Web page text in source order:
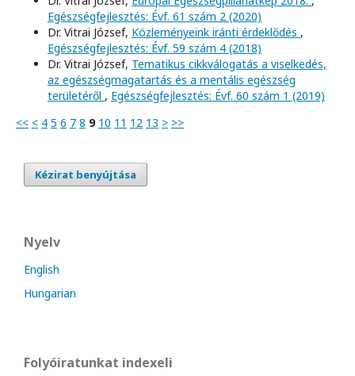
Egészségfejlesztés: Évf. 61 szám 2 (2020)
Dr. Vitrai József, Közleményeink iránti érdeklődés ,
Egészségfejlesztés: Évf. 59 szám 4 (2018)
Dr. Vitrai József, Tematikus cikkválogatás a viselkedés,
az egészségmagatartás és a mentális egészség
területéről , Egészségfejlesztés: Évf. 60 szám 1 (2019)
<< < 4 5 6 7 8 9 10 11 12 13 > >>
Kézirat benyújtása
Nyelv
English
Hungarian
Folyóiratunkat indexeli